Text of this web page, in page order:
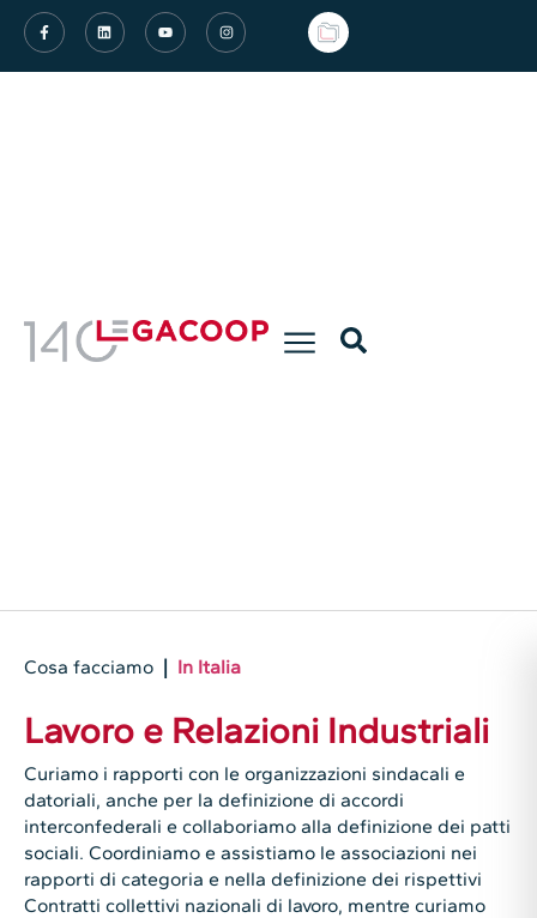
Cosa facciamo In Italia
Lavoro e Relazioni Industriali
Curiamo i rapporti con le organizzazioni sindacali e
datoriali, anche per la definizione di accordi
interconfederali e collaboriamo alla definizione dei patti
sociali. Coordiniamo e assistiamo le associazioni nei
rapporti di categoria e nella definizione dei rispettivi
Contratti collettivi nazionali di lavoro, mentre curiamo